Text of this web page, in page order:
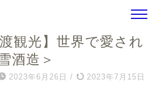
観光】世界で愛され
酒造＞
2023年6月26日 / 2023年7月15日